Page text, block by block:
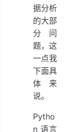
据分析
的大部
分问
题，这
一点我
下面具
体来
说。
Pytho
n 语言